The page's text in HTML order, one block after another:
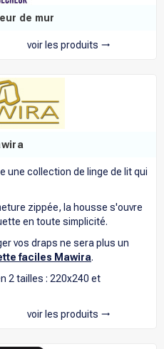
de mur
voir les produits trending_flat
une collection de linge de lit qui
zippée, la housse s'ouvre
en toute simplicité.
vos draps ne sera plus un
faciles Mawira.
2 tailles : 220x240 et
voir les produits trending_flat